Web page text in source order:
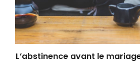
L’abstinence avant le